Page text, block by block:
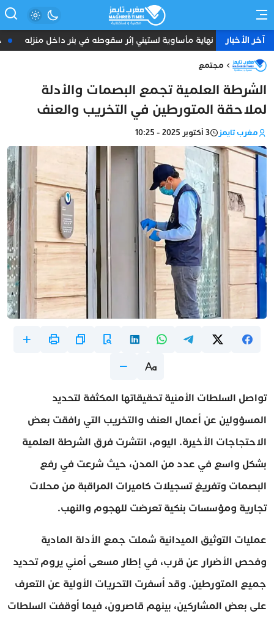
آخر الأخبار
فاس.. نهاية مأساوية لستيني إثر سقوطه في بئر داخل منزله حكم برفض إرجاع
مجتمع
الشرطة العلمية تجمع البصمات والأدلة
لملاحقة المتورطين في التخريب والعنف
مغرب تايمز 3 أكتوبر 2025 - 10:25
تواصل السلطات الأمنية تحقيقاتها المكثفة لتحديد
المسؤولين عن أعمال العنف والتخريب التي رافقت بعض
الاحتجاجات الأخيرة. اليوم، انتشرت فرق الشرطة العلمية
بشكل واسع في عدد من المدن، حيث شرعت في رفع
البصمات وتفريغ تسجيلات كاميرات المراقبة من محلات
تجارية ومؤسسات بنكية تعرضت للهجوم والنهب.
عمليات التوثيق الميدانية شملت جمع الأدلة المادية
وفحص الأضرار عن قرب، في إطار مسعى أمني يروم تحديد
جميع المتورطين. وقد أسفرت التحريات الأولية عن التعرف
على بعض المشاركين، بينهم قاصرون، فيما أوقفت السلطات